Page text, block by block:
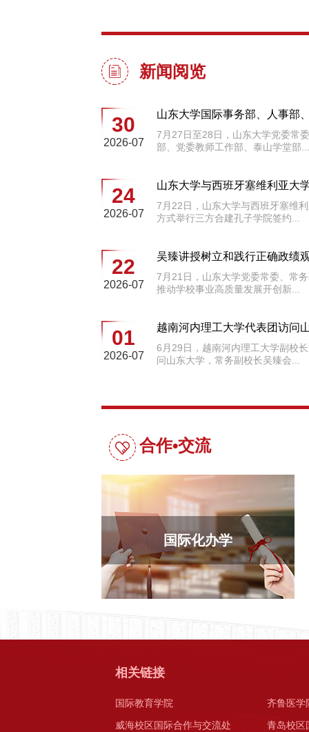
新闻阅览
30
2026-07
山东大学国际事务部、人事部
7月27日至28日，山东大学党委常
部、党委教师工作部、泰山学堂部...
24
2026-07
山东大学与西班牙塞维利亚大
7月22日，山东大学与西班牙塞维
方式举行三方合建孔子学院签约...
22
2026-07
吴臻讲授树立和践行正确政绩
7月21日，山东大学党委常委、常
推动学校事业高质量发展开创新...
01
2026-07
越南河内理工大学代表团访问
6月29日，越南河内理工大学副校
问山东大学，常务副校长吴臻会...
合作•交流
国际化办学 山
相关链接
国际教育学院
齐鲁医学
威海校区国际合作与交流处
青岛校区